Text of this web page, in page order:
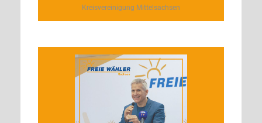
Kreisvereinigung Mittelsachsen